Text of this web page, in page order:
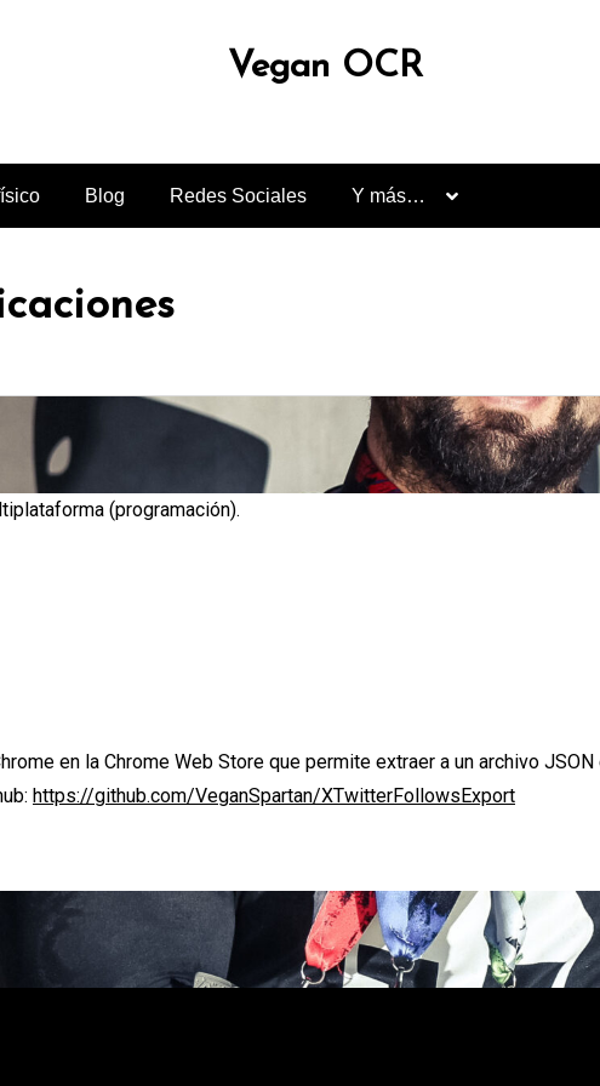
Vegan OCR
Blog Redes Sociales Y más…
(programación).
en la Chrome Web Store que permite extraer a un archivo
https://github.com/VeganSpartan/XTwitterFollowsExport